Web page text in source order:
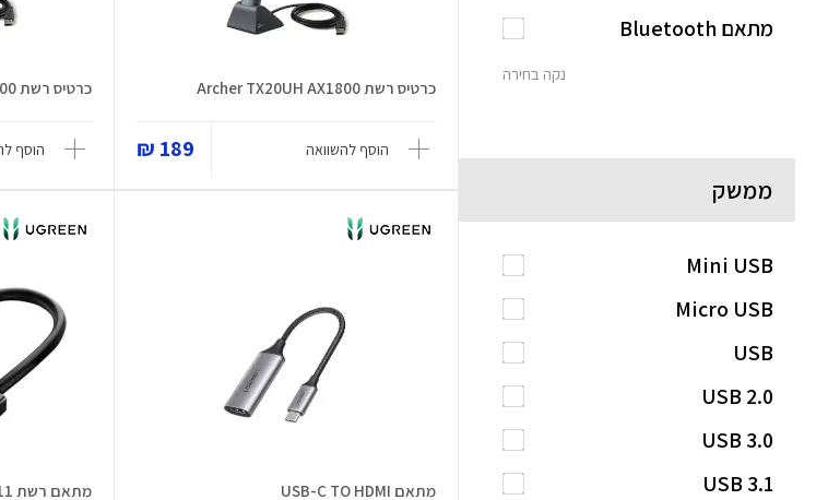
כרטיס רשת Archer TX20UH AX1800
הוסף להשוואה 189 ₪
כרטיס רשת Archer TX20U+ AX1800
הוסף
מתאם USB-C TO HDMI מתאם רשת USB 3.0 CR111
מתאם Bluetooth
נקה בחירה
ממשק
Mini USB
Micro USB
USB
USB 2.0
USB 3.0
USB 3.1